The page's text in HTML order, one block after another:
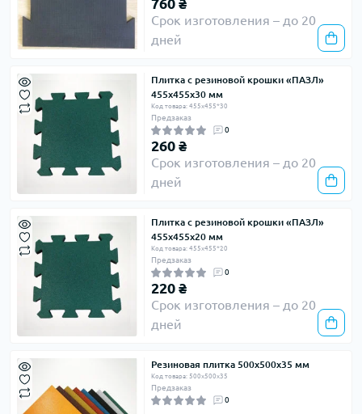
760 ₴
Срок изготовления – до 20
дней
Плитка с резиновой крошки «ПАЗЛ»
455х455х30 мм
Код товара: 455х455*30
Предзаказ
0
260 ₴
Срок изготовления – до 20
дней
Плитка с резиновой крошки «ПАЗЛ»
455х455х20 мм
Код товара: 455х455*20
Предзаказ
0
220 ₴
Срок изготовления – до 20
дней
Резиновая плитка 500х500х35 мм
Код товара: 500х500х35
Предзаказ
0